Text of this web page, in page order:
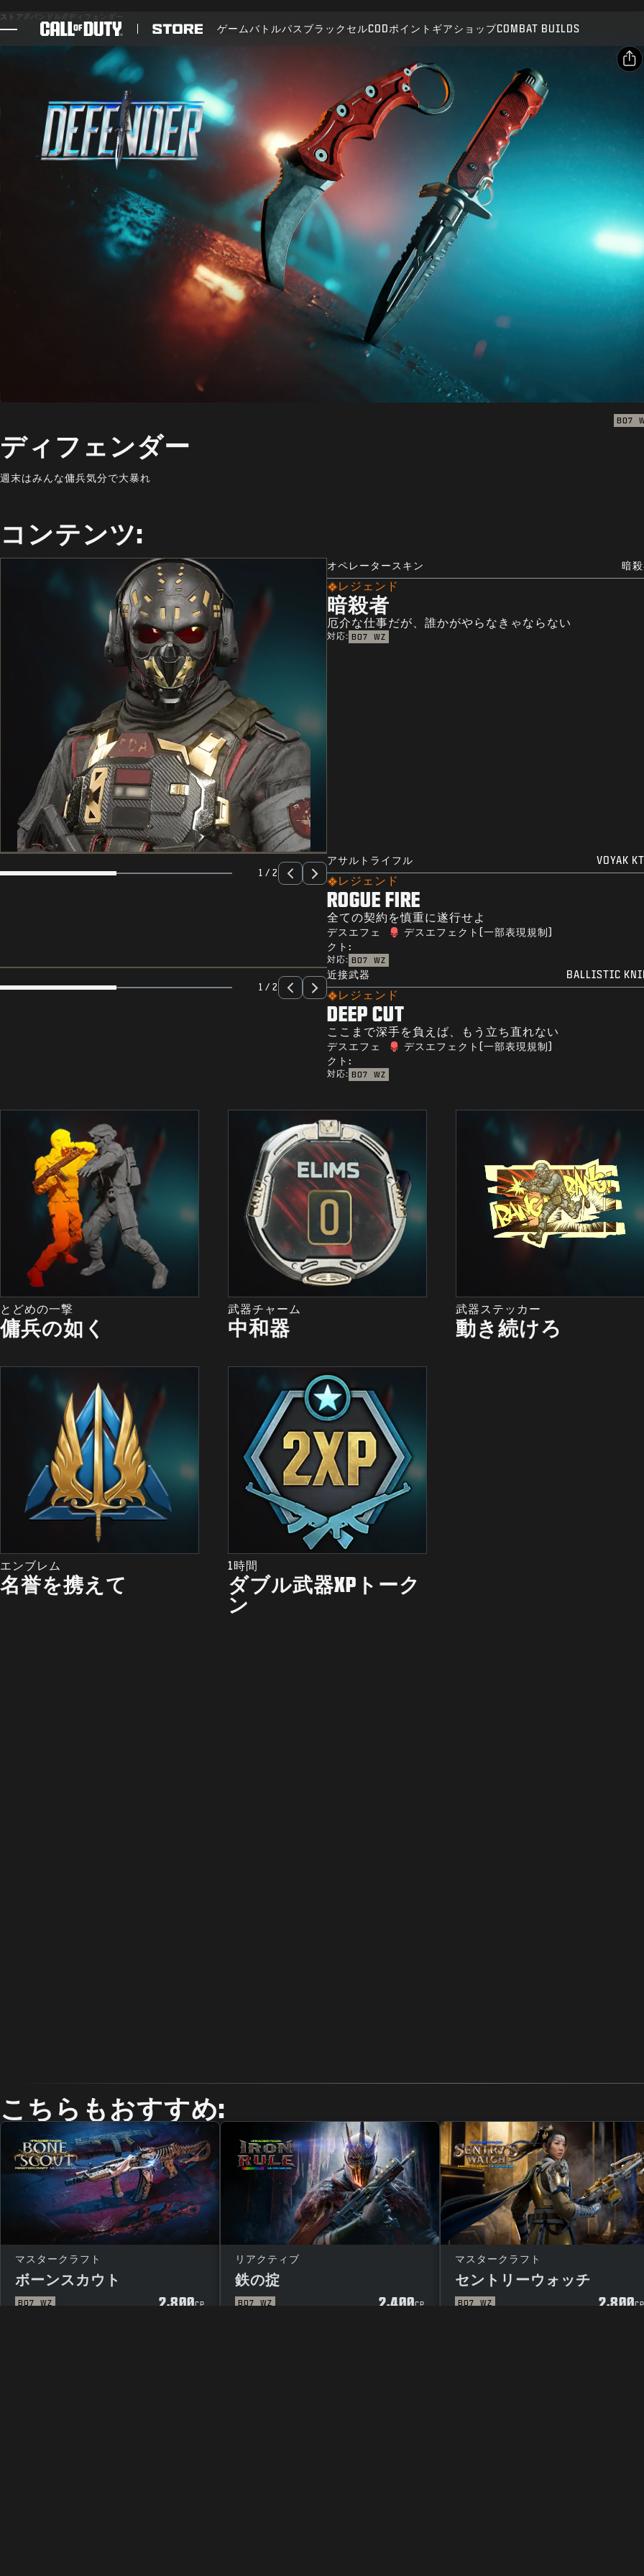
SKIP TO MAIN CONTENT
ESPORTS
ゲームバトルパス ブラックセルCODポイント ギアショップCOMBAT BUILDS
送信
ストア // バンドル // ディフェンダー
キャンセル
Activisionは、このゲーム内コンテンツをいつでも更新、
変更、削除できるものとします
シェア
BO7
ディフェンダー
週末はみんな傭兵気分で大暴れ
コンテンツ:
オペレータースキン 暗
レジェンド
暗殺者
厄介な仕事だが、誰かがやらなきゃならない
対応: BO7 WZ
1 / 2
アサルトライフル VOYAK
レジェンド
ROGUE FIRE
全ての契約を慎重に遂行せよ
デスエフェ
クト:
デスエフェクト(一部表現規制)
対応: BO7 WZ
1 / 2
近接武器 BALLISTIC
レジェンド
DEEP CUT
ここまで深手を負えば、もう立ち直れない
デスエフェ
クト:
デスエフェクト(一部表現規制)
対応: BO7 WZ
とどめの一撃
傭兵の如く
武器チャーム
中和器
武器ステッカー
動き続けろ
エンブレム
名誉を携えて
1時間
ダブル武器XPトーク
ン
こちらもおすすめ:
マスタークラフト
ボーンスカウト
BO7 WZ 2,800CP
リアクティブ
鉄の掟
BO7 WZ 2,400CP
マスタークラフト
セントリーウォッチ
BO7 WZ 2,800CP